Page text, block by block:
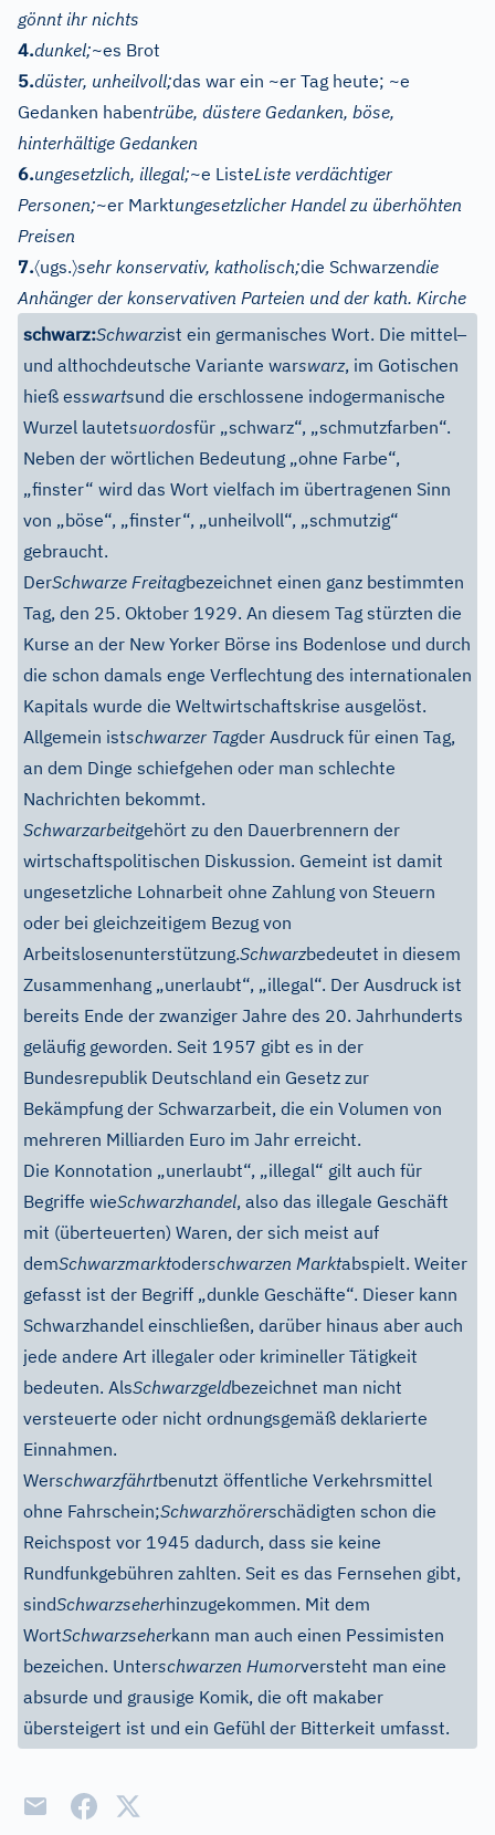
gönnt ihr nichts
4.dunkel;~es Brot
5.düster, unheilvoll;das war ein ~er Tag heute; ~e
Gedanken habentrübe, düstere Gedanken, böse,
hinterhältige Gedanken
6.ungesetzlich, illegal;~e ListeListe verdächtiger
Personen;~er Marktungesetzlicher Handel zu überhöhten
Preisen
7.〈ugs.〉sehr konservativ, katholisch;die Schwarzendie
Anhänger der konservativen Parteien und der kath. Kirche
schwarz:Schwarzist ein germanisches Wort. Die mittel–
und althochdeutsche Variante warswarz, im Gotischen
hieß esswartsund die erschlossene indogermanische
Wurzel lautetsuordosfür „schwarz“, „schmutzfarben“.
Neben der wörtlichen Bedeutung „ohne Farbe“,
„finster“ wird das Wort vielfach im übertragenen Sinn
von „böse“, „finster“, „unheilvoll“, „schmutzig“
gebraucht.
DerSchwarze Freitagbezeichnet einen ganz bestimmten
Tag, den 25. Oktober 1929. An diesem Tag stürzten die
Kurse an der New Yorker Börse ins Bodenlose und durch
die schon damals enge Verflechtung des internationalen
Kapitals wurde die Weltwirtschaftskrise ausgelöst.
Allgemein istschwarzer Tagder Ausdruck für einen Tag,
an dem Dinge schiefgehen oder man schlechte
Nachrichten bekommt.
Schwarzarbeitgehört zu den Dauerbrennern der
wirtschaftspolitischen Diskussion. Gemeint ist damit
ungesetzliche Lohnarbeit ohne Zahlung von Steuern
oder bei gleichzeitigem Bezug von
Arbeitslosenunterstützung.Schwarzbedeutet in diesem
Zusammenhang „unerlaubt“, „illegal“. Der Ausdruck ist
bereits Ende der zwanziger Jahre des 20. Jahrhunderts
geläufig geworden. Seit 1957 gibt es in der
Bundesrepublik Deutschland ein Gesetz zur
Bekämpfung der Schwarzarbeit, die ein Volumen von
mehreren Milliarden Euro im Jahr erreicht.
Die Konnotation „unerlaubt“, „illegal“ gilt auch für
Begriffe wieSchwarzhandel, also das illegale Geschäft
mit (überteuerten) Waren, der sich meist auf
demSchwarzmarktoderschwarzen Marktabspielt. Weiter
gefasst ist der Begriff „dunkle Geschäfte“. Dieser kann
Schwarzhandel einschließen, darüber hinaus aber auch
jede andere Art illegaler oder krimineller Tätigkeit
bedeuten. AlsSchwarzgeldbezeichnet man nicht
versteuerte oder nicht ordnungsgemäß deklarierte
Einnahmen.
Werschwarzfährtbenutzt öffentliche Verkehrsmittel
ohne Fahrschein;Schwarzhörerschädigten schon die
Reichspost vor 1945 dadurch, dass sie keine
Rundfunkgebühren zahlten. Seit es das Fernsehen gibt,
sindSchwarzseherhinzugekommen. Mit dem
WortSchwarzseherkann man auch einen Pessimisten
bezeichen. Unterschwarzen Humorversteht man eine
absurde und grausige Komik, die oft makaber
übersteigert ist und ein Gefühl der Bitterkeit umfasst.